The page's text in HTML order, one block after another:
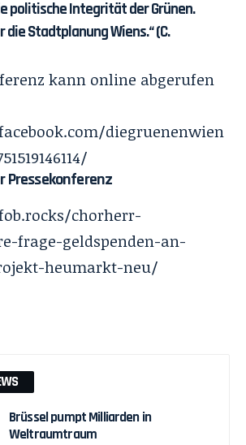
politische Integrität der Grünen.
Stadtplanung Wiens.“ (C.
kann online abgerufen
diegruenenwien
Pressekonferenz
chorherr-
frage-geldspenden-an-
heumarkt-neu/
Brüssel pumpt Milliarden in
Weltraumtraum